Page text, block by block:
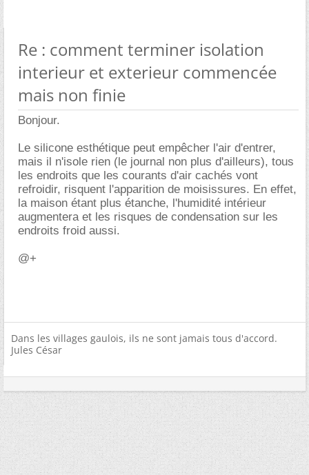
Re : comment terminer isolation
interieur et exterieur commencée
mais non finie
Bonjour.
Le silicone esthétique peut empêcher l'air d'entrer,
mais il n'isole rien (le journal non plus d'ailleurs), tous
les endroits que les courants d'air cachés vont
refroidir, risquent l'apparition de moisissures. En effet,
la maison étant plus étanche, l'humidité intérieur
augmentera et les risques de condensation sur les
endroits froid aussi.
@+
Dans les villages gaulois, ils ne sont jamais tous d'accord.
Jules César